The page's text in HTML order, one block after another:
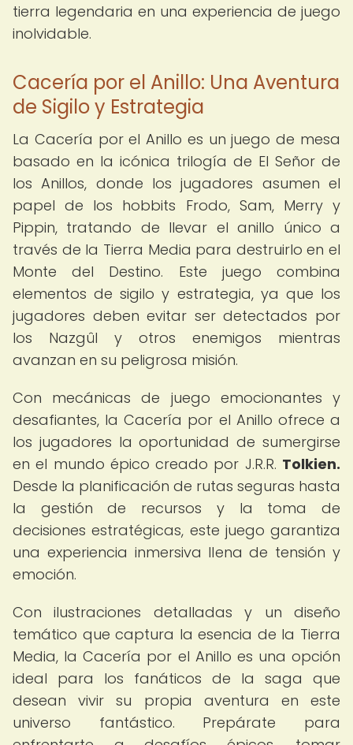
tierra legendaria en una experiencia de juego
inolvidable.
Cacería por el Anillo: Una Aventura
de Sigilo y Estrategia
La Cacería por el Anillo es un juego de mesa
basado en la icónica trilogía de El Señor de
los Anillos, donde los jugadores asumen el
papel de los hobbits Frodo, Sam, Merry y
Pippin, tratando de llevar el anillo único a
través de la Tierra Media para destruirlo en el
Monte del Destino. Este juego combina
elementos de sigilo y estrategia, ya que los
jugadores deben evitar ser detectados por
los Nazgûl y otros enemigos mientras
avanzan en su peligrosa misión.
Con mecánicas de juego emocionantes y
desafiantes, la Cacería por el Anillo ofrece a
los jugadores la oportunidad de sumergirse
en el mundo épico creado por J.R.R. Tolkien.
Desde la planificación de rutas seguras hasta
la gestión de recursos y la toma de
decisiones estratégicas, este juego garantiza
una experiencia inmersiva llena de tensión y
emoción.
Con ilustraciones detalladas y un diseño
temático que captura la esencia de la Tierra
Media, la Cacería por el Anillo es una opción
ideal para los fanáticos de la saga que
desean vivir su propia aventura en este
universo fantástico. Prepárate para